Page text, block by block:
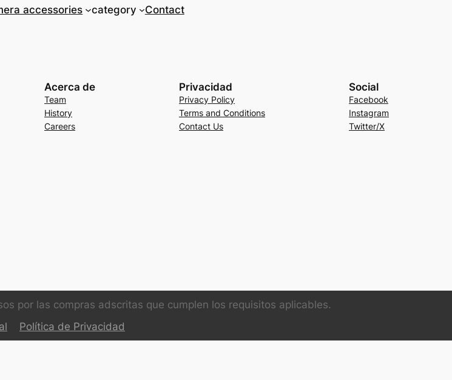
accessories category Contact
Acerca de
Team
History
Careers
Privacidad
Privacy Policy
Terms and Conditions
Contact Us
Social
Facebook
Instagram
Twitter/X
por las compras adscritas que cumplen los requisitos aplicables.
Política de Privacidad